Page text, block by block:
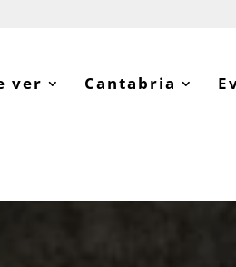
ver Cantabria